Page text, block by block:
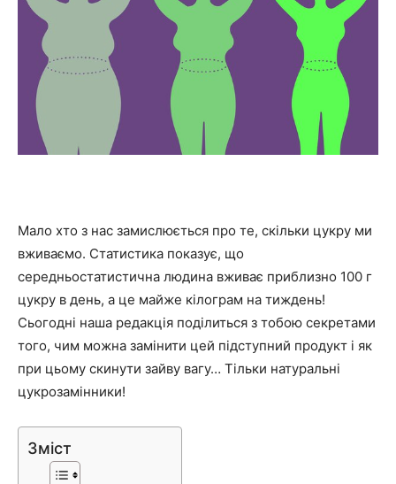
новини
знаменитостей
Мало хто з нас замислюється про те, скільки цукру ми
вживаємо. Статистика показує, що
середньостатистична людина вживає приблизно 100 г
цукру в день, а це майже кілограм на тиждень!
Сьогодні наша редакція поділиться з тобою секретами
того, чим можна замінити цей підступний продукт і як
при цьому скинути зайву вагу… Тільки натуральні
цукрозамінники!
Зміст